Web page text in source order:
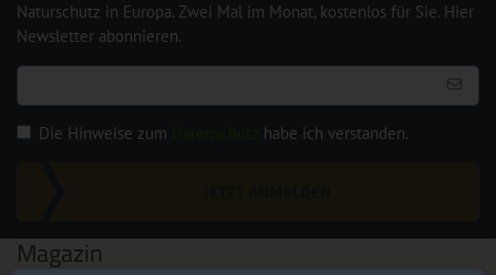
Naturschutz in Europa. Zwei Mal im Monat, kostenlos für Sie. Hier
Newsletter abonnieren.
Die Hinweise zum habe ich verstanden.
Magazin